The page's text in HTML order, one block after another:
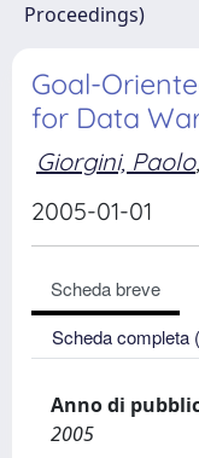
Proceedings)
Goal-
for Data
Giorgini, Paolo;
2005-01-01
Scheda breve
Scheda completa
Anno di
2005